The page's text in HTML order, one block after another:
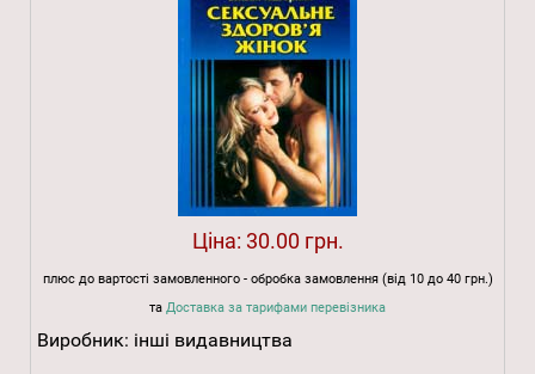
Ціна: 30.00 грн.
плюс до вартості замовленного - обробка замовлення (від 10 до 40 грн.)
та Доставка за тарифами перевізника
Виробник: інші видавництва